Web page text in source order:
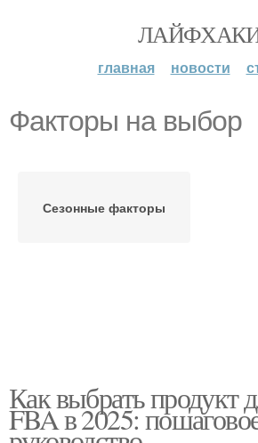
главная новости
Факторы на выбор
Сезонные факторы
Как выбрать продукт
FBA в 2025: